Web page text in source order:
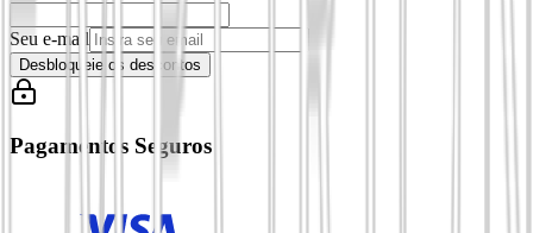
Seu e-mail
Desbloqueie os descontos
Pagamentos Seguros